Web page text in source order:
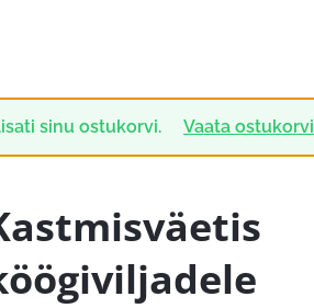
sinu ostukorvi. Vaata ostukorvi